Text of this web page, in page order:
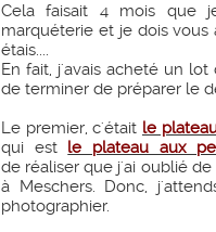
Cela faisait 4 mois que
marquéterie et je dois
étais....
En fait, j'avais acheté un
de terminer de préparer le
Le premier, c'était le
qui est le plateau aux
de réaliser que j'ai oublié
à Meschers. Donc,
photographier.